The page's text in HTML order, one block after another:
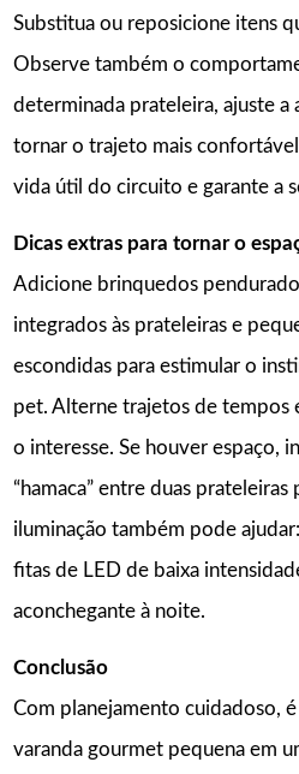
Substitua ou reposicione itens
Observe também o
determinada prateleira, ajuste a
tornar o trajeto mais
vida útil do circuito e garante a
Dicas extras para tornar o
Adicione brinquedos
integrados às prateleiras e
escondidas para estimular o
pet. Alterne trajetos de tempos
o interesse. Se houver espaço,
“hamaca” entre duas prateleiras
iluminação também pode
fitas de LED de baixa
aconchegante à noite.
Conclusão
Com planejamento cuidadoso,
varanda gourmet pequena em